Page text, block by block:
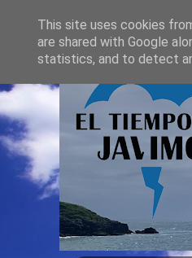
This site uses cookies
are shared with Google
statistics, and to detect